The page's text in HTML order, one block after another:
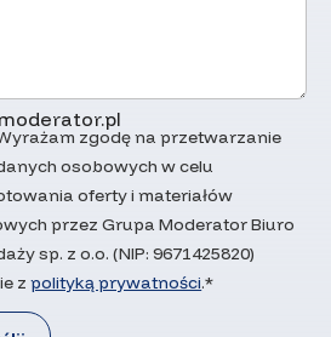
zgodę na przetwarzanie
osobowych w celu
oferty i materiałów
przez Grupa Moderator Biuro
sp. z o.o. (NIP: 9671425820)
zpolityką prywatności.*